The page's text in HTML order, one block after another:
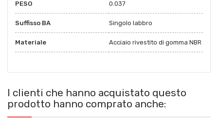
PESO 0.037
Suffisso BA Singolo labbro
Materiale Acciaio rivestito di gomma NBR
I clienti che hanno acquistato questo
prodotto hanno comprato anche: